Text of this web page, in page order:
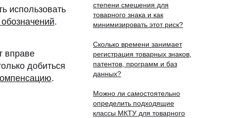
степени смешения для
товарного знака и как
минимизировать этот риск?
Сколько времени занимает
регистрация товарных знаков,
патентов, программ и баз
данных?
Можно ли самостоятельно
определить подходящие
классы МКТУ для товарного
использовать
.
вправе
добиться
.